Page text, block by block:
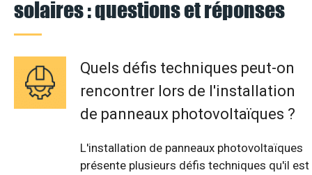
solaires : questions et réponses
Quels défis techniques peut-on
rencontrer lors de l'installation
de panneaux photovoltaïques ?
L'installation de panneaux photovoltaïques
présente plusieurs défis techniques qu'il est